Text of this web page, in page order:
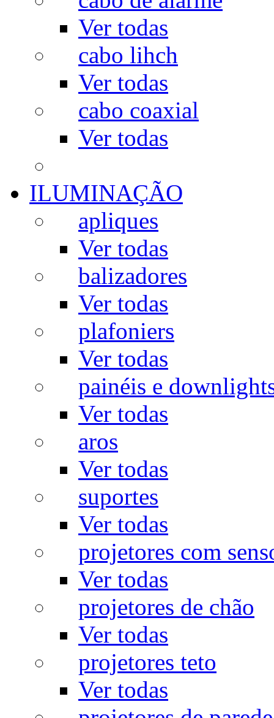
Ver todas
cabo lihch
Ver todas
cabo coaxial
Ver todas
ILUMINAÇÃO
apliques
Ver todas
balizadores
Ver todas
plafoniers
Ver todas
painéis e
Ver todas
aros
Ver todas
suportes
Ver todas
projetores com
Ver todas
projetores de chão
Ver todas
projetores teto
Ver todas